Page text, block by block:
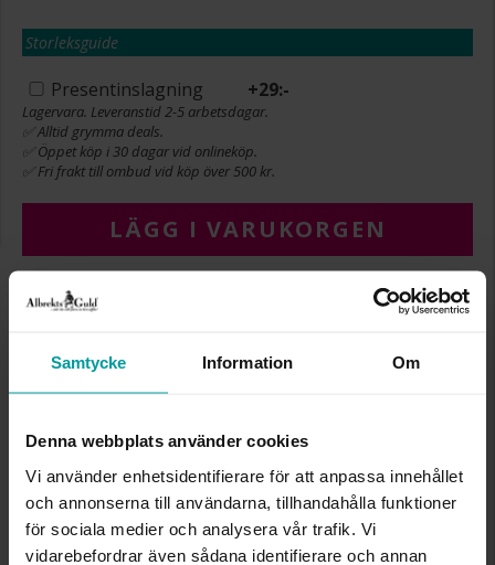
Samtycke Information Om
Denna webbplats använder cookies
Vi använder enhetsidentifierare för att anpassa innehållet
och annonserna till användarna, tillhandahålla funktioner
för sociala medier och analysera vår trafik. Vi
vidarebefordrar även sådana identifierare och annan
Storleksguide
Presentinslagning +29:-
Lagervara. Leveranstid 2-5 arbetsdagar.
✅ Alltid grymma deals.
✅ Öppet köp i 30 dagar vid onlineköp.
✅ Fri frakt till ombud vid köp över 500 kr.
LÄGG I VARUKORGEN
BREDD CA (MM)
MATERIAL
Guld
ÄDELMETALL
18K Gold
STEN/PÄRLA
Kubisk zirkonia
VIKT CA (GRAM)
1,40